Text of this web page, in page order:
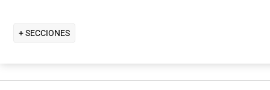
+ SECCIONES